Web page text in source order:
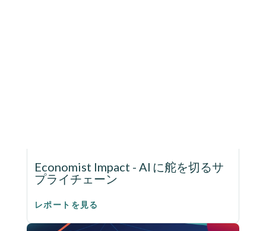
Economist Impact - AI に舵を切るサ
プライチェーン
レポートを見る